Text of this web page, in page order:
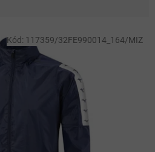
Kód: 117359/32FE990014_164/MIZ